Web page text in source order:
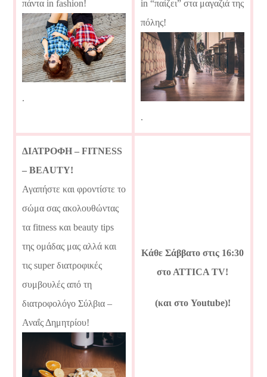
πάντα in fashion!
.
in “παίζει” στα μαγαζιά της
πόλης!
.
ΔΙΑΤΡΟΦΗ – FITNESS
– BEAUTY!
Αγαπήστε και φροντίστε το
σώμα σας ακολουθώντας
τα fitness και beauty tips
της ομάδας μας αλλά και
τις super διατροφικές
συμβουλές από τη
διατροφολόγο Σύλβια –
Αναΐς Δημητρίου!
Κάθε Σάββατο στις 16:30
στο ΑΤΤΙCA TV!
(και στο Youtube)!